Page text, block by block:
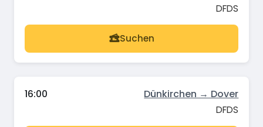
DFDS
Suchen
16:00 Dünkirchen → Dover
DFDS